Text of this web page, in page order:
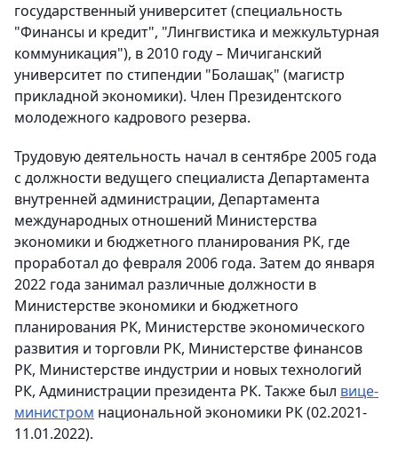
государственный университет (специальность
"Финансы и кредит", "Лингвистика и межкультурная
коммуникация"), в 2010 году – Мичиганский
университет по стипендии "Болашақ" (магистр
прикладной экономики). Член Президентского
молодежного кадрового резерва.
Трудовую деятельность начал в сентябре 2005 года
с должности ведущего специалиста Департамента
внутренней администрации, Департамента
международных отношений Министерства
экономики и бюджетного планирования РК, где
проработал до февраля 2006 года. Затем до января
2022 года занимал различные должности в
Министерстве экономики и бюджетного
планирования РК, Министерстве экономического
развития и торговли РК, Министерстве финансов
РК, Министерстве индустрии и новых технологий
РК, Администрации президента РК. Также был вице-
министром национальной экономики РК (02.2021-
11.01.2022).